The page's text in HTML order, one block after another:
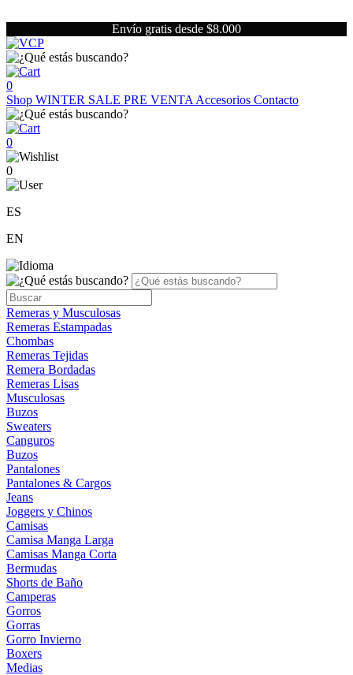
Envío gratis desde $8.000
0
Shop WINTER SALE PRE VENTA Accesorios Contacto
0
0
ES
EN
Remeras y Musculosas
Remeras Estampadas
Chombas
Remeras Tejidas
Remera Bordadas
Remeras Lisas
Musculosas
Buzos
Sweaters
Canguros
Buzos
Pantalones
Pantalones & Cargos
Jeans
Joggers y Chinos
Camisas
Camisa Manga Larga
Camisas Manga Corta
Bermudas
Shorts de Baño
Camperas
Gorros
Gorras
Gorro Invierno
Boxers
Medias